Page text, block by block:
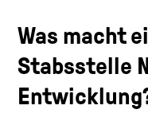
Was macht
Stabsstelle